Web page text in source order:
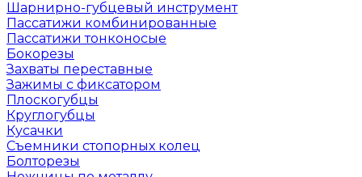
Шарнирно-губцевый инструмент
Пассатижи комбинированные
Пассатижи тонконосые
Бокорезы
Захваты переставные
Зажимы с фиксатором
Плоскогубцы
Круглогубцы
Кусачки
Съемники стопорных колец
Болторезы